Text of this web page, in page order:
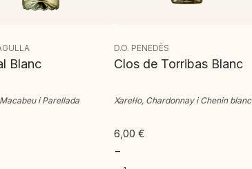
Blanc
Macabeu i Parellada
D.O. PENEDÈS
Clos de Torribas Blanc
Xarel·lo, Chardonnay i Chenin blanc
6,00 €
−